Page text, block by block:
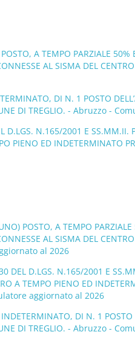
A TEMPO PARZIALE 50%
AL SISMA DEL
DI N. 1 POSTO
DI TREGLIO. - Abruzzo -
D.LGS. N.165/2001 E SS.MM.II.
PIENO ED INDETERMINATO
POSTO, A TEMPO
AL SISMA DEL
al 2026
DEL D.LGS. N.165/2001 E
A TEMPO PIENO ED
aggiornato al 2026
DI N. 1 POSTO
DI TREGLIO. - Abruzzo -